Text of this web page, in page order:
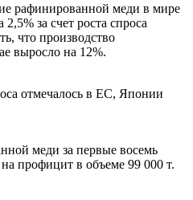
рафинированной меди в мире
за счет роста спроса
что производство
выросло на 12%.
отмечалось в ЕС, Японии
меди за первые восемь
профицит в объеме 99 000 т.